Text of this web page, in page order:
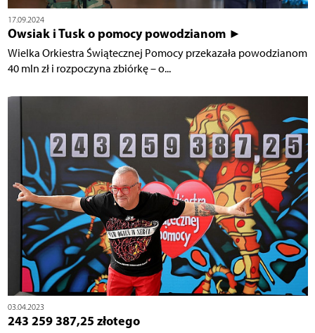
17.09.2024
Owsiak i Tusk o pomocy powodzianom ►
Wielka Orkiestra Świątecznej Pomocy przekazała powodzianom
40 mln zł i rozpoczyna zbiórkę – o...
03.04.2023
243 259 387,25 złotego